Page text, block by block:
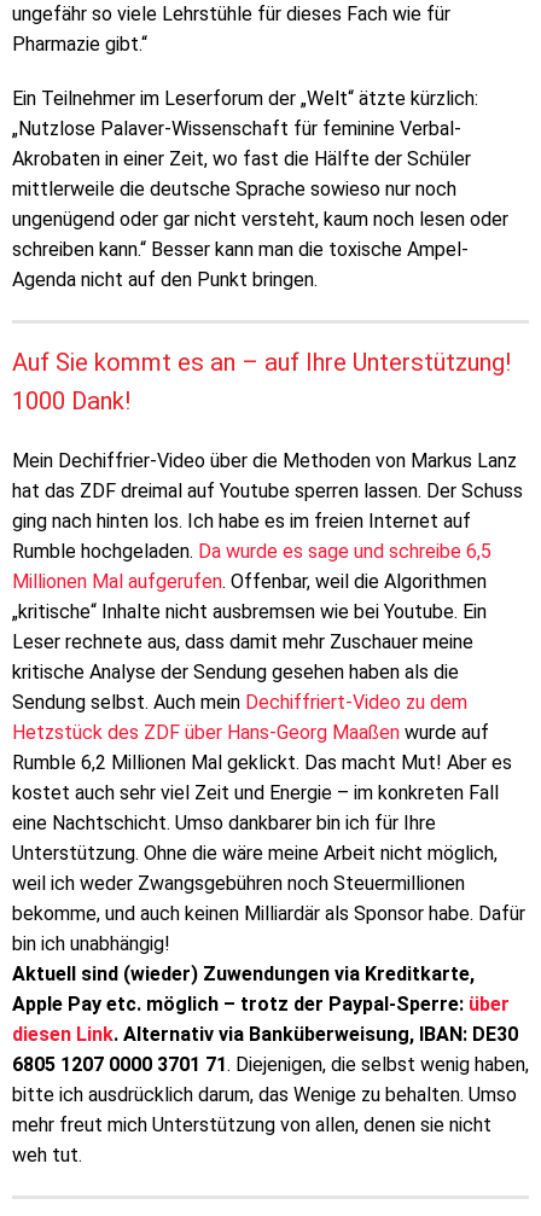
ungefähr so viele Lehrstühle für dieses Fach wie für
Pharmazie gibt.“
Ein Teilnehmer im Leserforum der „Welt“ ätzte kürzlich:
„Nutzlose Palaver-Wissenschaft für feminine Verbal-
Akrobaten in einer Zeit, wo fast die Hälfte der Schüler
mittlerweile die deutsche Sprache sowieso nur noch
ungenügend oder gar nicht versteht, kaum noch lesen oder
schreiben kann.“ Besser kann man die toxische Ampel-
Agenda nicht auf den Punkt bringen.
Auf Sie kommt es an – auf Ihre Unterstützung!
1000 Dank!
Mein Dechiffrier-Video über die Methoden von Markus Lanz
hat das ZDF dreimal auf Youtube sperren lassen. Der Schuss
ging nach hinten los. Ich habe es im freien Internet auf
Rumble hochgeladen. Da wurde es sage und schreibe 6,5
Millionen Mal aufgerufen. Offenbar, weil die Algorithmen
„kritische“ Inhalte nicht ausbremsen wie bei Youtube. Ein
Leser rechnete aus, dass damit mehr Zuschauer meine
kritische Analyse der Sendung gesehen haben als die
Sendung selbst. Auch mein Dechiffriert-Video zu dem
Hetzstück des ZDF über Hans-Georg Maaßen wurde auf
Rumble 6,2 Millionen Mal geklickt. Das macht Mut! Aber es
kostet auch sehr viel Zeit und Energie – im konkreten Fall
eine Nachtschicht. Umso dankbarer bin ich für Ihre
Unterstützung. Ohne die wäre meine Arbeit nicht möglich,
weil ich weder Zwangsgebühren noch Steuermillionen
bekomme, und auch keinen Milliardär als Sponsor habe. Dafür
bin ich unabhängig!
Aktuell sind (wieder) Zuwendungen via Kreditkarte,
Apple Pay etc. möglich – trotz der Paypal-Sperre: über
diesen Link. Alternativ via Banküberweisung, IBAN: DE30
6805 1207 0000 3701 71. Diejenigen, die selbst wenig haben,
bitte ich ausdrücklich darum, das Wenige zu behalten. Umso
mehr freut mich Unterstützung von allen, denen sie nicht
weh tut.